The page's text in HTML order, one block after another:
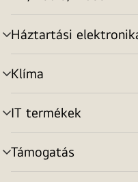
toggle
Háztartási
menu
toggle
Klíma
menu
toggle
IT termékek
menu
toggle
Támogatás
menu
toggle